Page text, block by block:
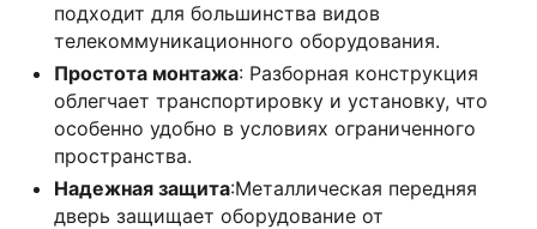
подходит для большинства видов
телекоммуникационного оборудования.
Простота монтажа: Разборная конструкция
облегчает транспортировку и установку, что
особенно удобно в условиях ограниченного
пространства.
Надежная защита:Металлическая передняя
дверь защищает оборудование от